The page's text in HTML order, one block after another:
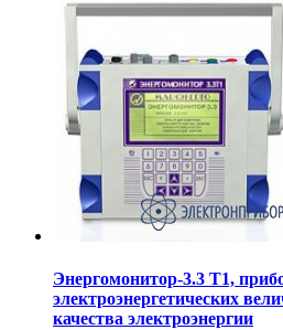
Энергомонитор-3.3 Т1,
электроэнергетических
качества электроэнергии